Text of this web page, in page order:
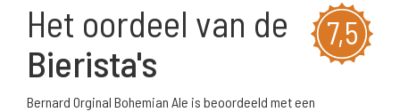
7,5
Het oordeel van de
Bierista's
Bernard Orginal Bohemian Ale is beoordeeld met een